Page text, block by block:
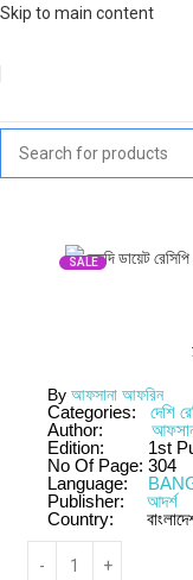
Skip to main content
SALE
By আফসানা আফরিন
Categories:
দেশি
Author:
Edition:
1st
No Of Page: 304
Language:
Publisher:
আদর্শ
Country: